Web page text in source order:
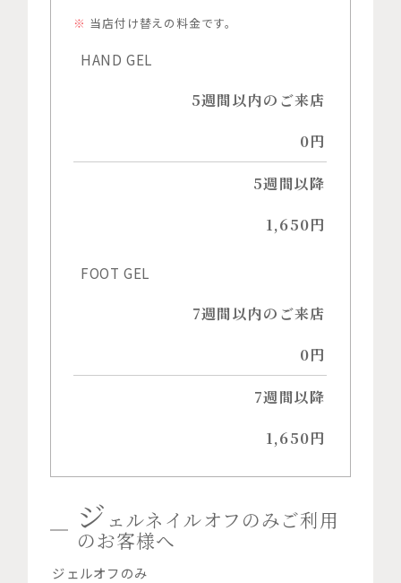
当店付け替えの料金です。
HAND GEL
5週間以内のご来店
0円
5週間以降
1,650円
FOOT GEL
7週間以内のご来店
0円
7週間以降
1,650円
ジ ェルネイルオフのみご利用
のお客様へ
ジェルオフのみ